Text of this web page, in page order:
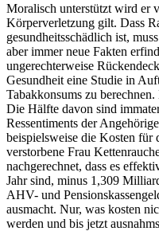
Moralisch unterstützt wird er
Körperverletzung gilt. Dass
gesundheitsschädlich ist,
aber immer neue Fakten
ungerechterweise
Gesundheit eine Studie in
Tabakkonsums zu
Die Hälfte davon sind
Ressentiments der
beispielsweise die Kosten für
verstorbene Frau
nachgerechnet, dass es
Jahr sind, minus 1,309
AHV- und
ausmacht. Nur, was kosten
werden und bis jetzt